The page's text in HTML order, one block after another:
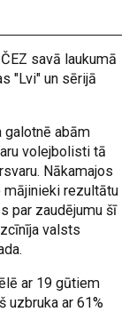
savā laukumā
"Lvi" un sērijā
abām
volejbolisti tā
Nākamajos
rezultātu
par zaudējumu šī
valsts
ar 19 gūtiem
uzbruka ar 61%